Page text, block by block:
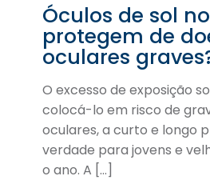
Óculos de sol
protegem de
oculares
O excesso de exposição
colocá-lo em risco de
oculares, a curto e longo
verdade para jovens e
o ano. A […]